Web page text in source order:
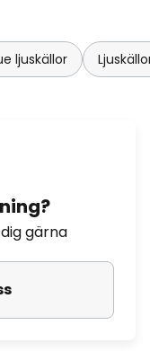
ljuskällor
gärna